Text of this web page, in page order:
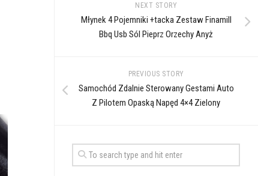
NEXT STORY
Młynek 4 Pojemniki +tacka Zestaw Finamill
Bbq Usb Sól Pieprz Orzechy Anyż
PREVIOUS STORY
Samochód Zdalnie Sterowany Gestami Auto
Z Pilotem Opaską Napęd 4×4 Zielony